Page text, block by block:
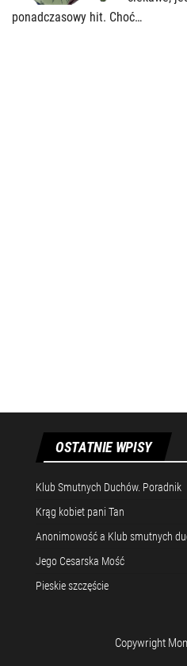
ponadczasowy hit. Choć…
OSTATNIE WPISY
Klub Smutnych Duchów. Poradnik
Krąg kobiet pani Tan
Anonimowość a Klub smutnych
Jego Cesarska Mość
Pieskie szczęście
Copywright